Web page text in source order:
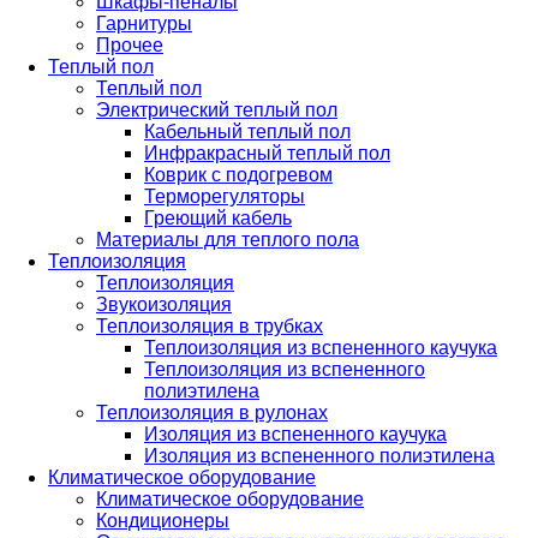
Гарнитуры
Прочее
Теплый пол
Теплый пол
Электрический теплый пол
Кабельный теплый пол
Инфракрасный теплый пол
Коврик с подогревом
Терморегуляторы
Греющий кабель
Материалы для теплого пола
Теплоизоляция
Теплоизоляция
Звукоизоляция
Теплоизоляция в трубках
Теплоизоляция из вспененного каучука
Теплоизоляция из вспененного
полиэтилена
Теплоизоляция в рулонах
Изоляция из вспененного каучука
Изоляция из вспененного полиэтилена
Климатическое оборудование
Климатическое оборудование
Кондиционеры